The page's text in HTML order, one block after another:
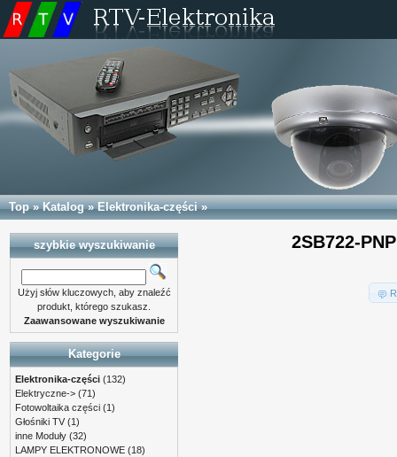
Top»Katalog»Elektronika-części»
2SB722-
szybkie wyszukiwanie
Użyj słów kluczowych, aby znaleźć
produkt, którego szukasz.
Zaawansowane wyszukiwanie
Kategorie
Elektronika-części (132)
Elektryczne-> (71)
Fotowoltaika części (1)
Głośniki TV (1)
inne Moduły (32)
LAMPY ELEKTRONOWE (18)